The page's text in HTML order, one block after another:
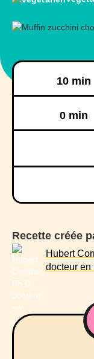
10 min
0 min
Recette créée
Hubert
docteur en